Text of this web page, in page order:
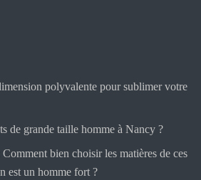
polyvalente pour sublimer votre
de grande taille homme à Nancy ?
bien choisir les matières de ces
est un homme fort ?